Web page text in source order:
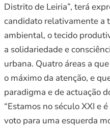
Distrito de Leiria”, terá
candidato relativamente a
ambiental, o tecido
a solidariedade e
urbana. Quatro áreas a
o máximo da atenção, e
paradigma e de actuação
“Estamos no século XXI e
voto para uma esquerda